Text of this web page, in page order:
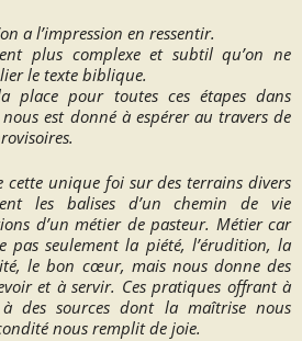
a l’impression en ressentir.
plus complexe et subtil qu’on ne
le texte biblique.
place pour toutes ces étapes dans
est donné à espérer au travers de
cette unique foi sur des terrains divers
les balises d’un chemin de vie
d’unmétierde pasteur. Métiercar
pas seulement la piété, l’érudition, la
le bon cœur, mais nous donne des
et à servir. Ces pratiques offrant à
des sources dont la maîtrise nous
nous remplit de joie.